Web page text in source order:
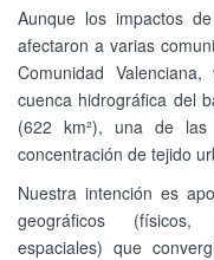
Aunque los impactos
afectaron a varias
Comunidad
cuenca hidrográfica del
(622 km²), una de
concentración de tejido
Nuestra intención es
geográficos (físicos,
espaciales) que